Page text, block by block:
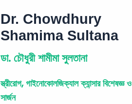
Dr. Chowdhury
Shamima Sultana
ডা. চৌধুরী শামীমা সুলতানা
স্ত্রীরোগ, গাইনোকোলজিক্যাল ক্যান্সার বিশেষজ্ঞ ও
সার্জন